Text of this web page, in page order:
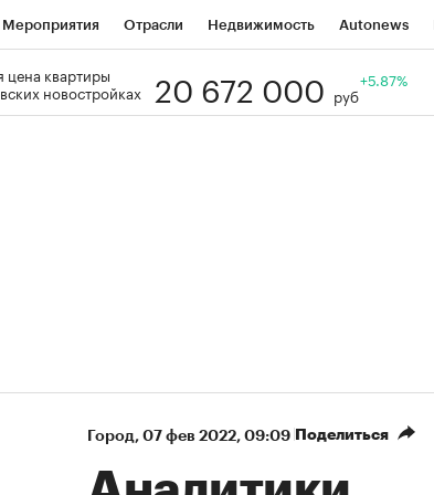
Мероприятия Отрасли Недвижимость Autonews
цена квартиры
новостройках
20 672 000 руб
+5.87%
Город⁠, 07 фев 2022, 09:09 Поделиться